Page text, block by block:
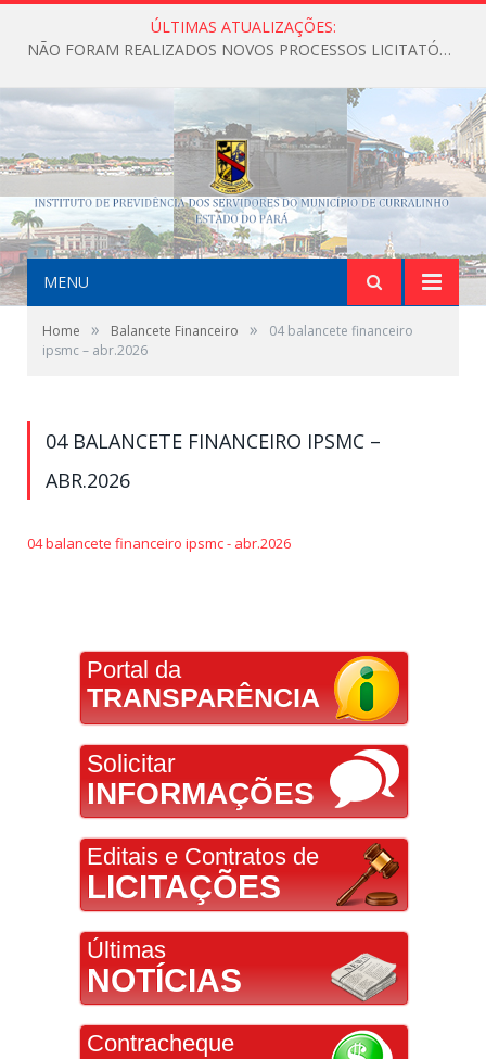
ÚLTIMAS ATUALIZAÇÕES:
NÃO FORAM REALIZADOS NOVOS PROCESSOS LICITATÓRIOS ATÉ O MOMENTO DO ANO DE 2026
MENU
Home » Balancete Financeiro »
04 balancete financeiro
ipsmc – abr.2026
04 BALANCETE FINANCEIRO IPSMC –
ABR.2026
04 balancete financeiro ipsmc - abr.2026
Portal da
TRANSPARÊNCIA
Solicitar
INFORMAÇÕES
Editais e Contratos de
LICITAÇÕES
Últimas
NOTÍCIAS
Contracheque